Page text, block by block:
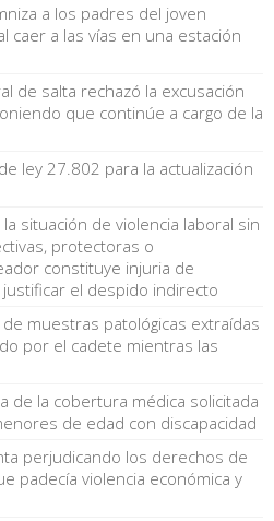
a los padres del joven
caer a las vías en una estación
de salta rechazó la excusación
que continúe a cargo de la
ley 27.802 para la actualización
situación de violencia laboral sin
protectoras o
constituye injuria de
el despido indirecto
muestras patológicas extraídas
por el cadete mientras las
de la cobertura médica solicitada
de edad con discapacidad
perjudicando los derechos de
padecía violencia económica y